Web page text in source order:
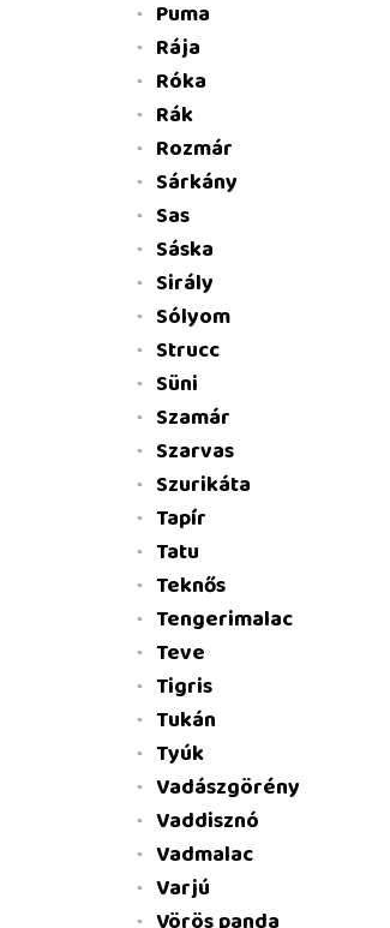
Puma
Rája
Róka
Rák
Rozmár
Sárkány
Sas
Sáska
Sirály
Sólyom
Strucc
Süni
Szamár
Szarvas
Szurikáta
Tapír
Tatu
Teknős
Tengerimalac
Teve
Tigris
Tukán
Tyúk
Vadászgörény
Vaddisznó
Vadmalac
Varjú